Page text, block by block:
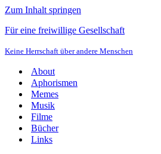
Zum Inhalt springen
Für eine freiwillige Gesellschaft
Keine Herrschaft über andere Menschen
About
Aphorismen
Memes
Musik
Filme
Bücher
Links